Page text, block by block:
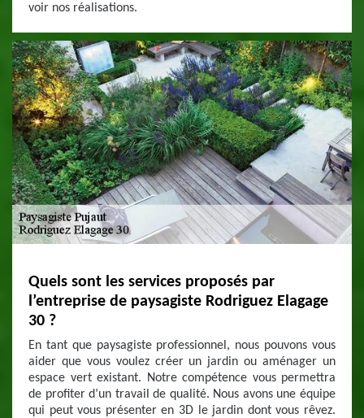
voir nos réalisations.
Quels sont les services proposés par
l’entreprise de paysagiste Rodriguez Elagage
30 ?
En tant que paysagiste professionnel, nous pouvons vous
aider que vous voulez créer un jardin ou aménager un
espace vert existant. Notre compétence vous permettra
de profiter d’un travail de qualité. Nous avons une équipe
qui peut vous présenter en 3D le jardin dont vous rêvez.